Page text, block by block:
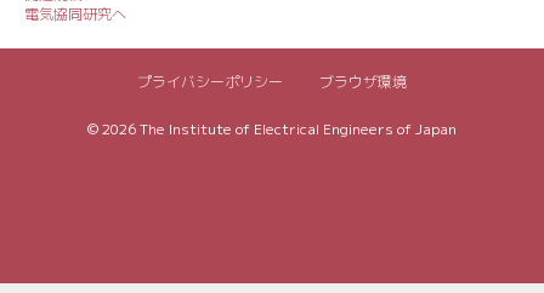
電気協同研究へ
プライバシーポリシー ブラウザ環境
© 2026The Institute of Electrical Engineers of Japan